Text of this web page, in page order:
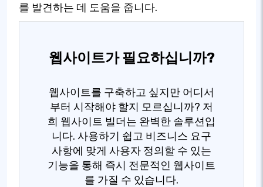
를 발견하는 데 도움을 줍니다.
웹사이트가 필요하십니까?
웹사이트를 구축하고 싶지만 어디서
부터 시작해야 할지 모르십니까? 저
희 웹사이트 빌더는 완벽한 솔루션입
니다. 사용하기 쉽고 비즈니스 요구
사항에 맞게 사용자 정의할 수 있는
기능을 통해 즉시 전문적인 웹사이트
를 가질 수 있습니다.